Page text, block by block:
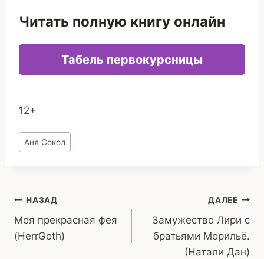
Читать полную книгу онлайн
Табель первокурсницы
12+
Метки
записи:
Аня Сокол
Навигация
по
записям
НАЗАД
Моя прекрасная фея
(HerrGoth)
ДАЛЕЕ
Замужество Лири с
братьями Морильё.
(Натали Дан)